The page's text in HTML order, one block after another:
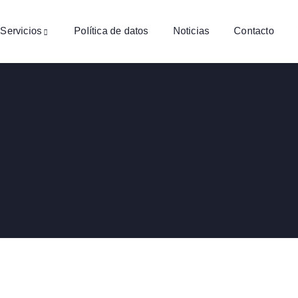
Servicios Política de datos Noticias Contacto